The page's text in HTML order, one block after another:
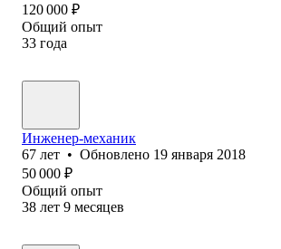
120 000 ₽
Общий опыт
33 года
Инженер-механик
67 лет • Обновлено 19 января 2018
50 000 ₽
Общий опыт
38 лет 9 месяцев